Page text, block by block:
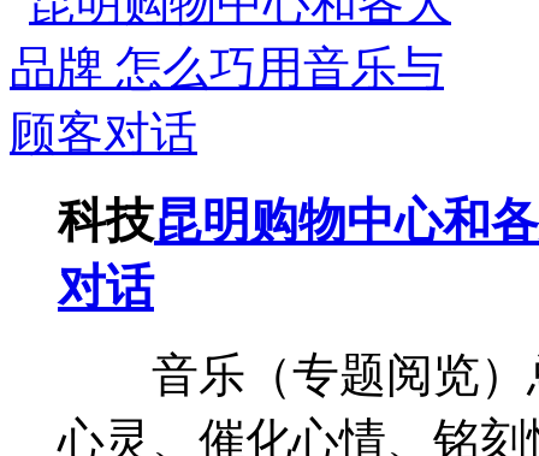
科技昆明购物中心和
对话
音乐（专题阅览）
心灵、催化心情、铭